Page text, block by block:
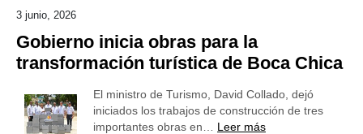
3 junio, 2026
Gobierno inicia obras para la
transformación turística de Boca Chica
El ministro de Turismo, David Collado, dejó
iniciados los trabajos de construcción de tres
importantes obras en… Leer más